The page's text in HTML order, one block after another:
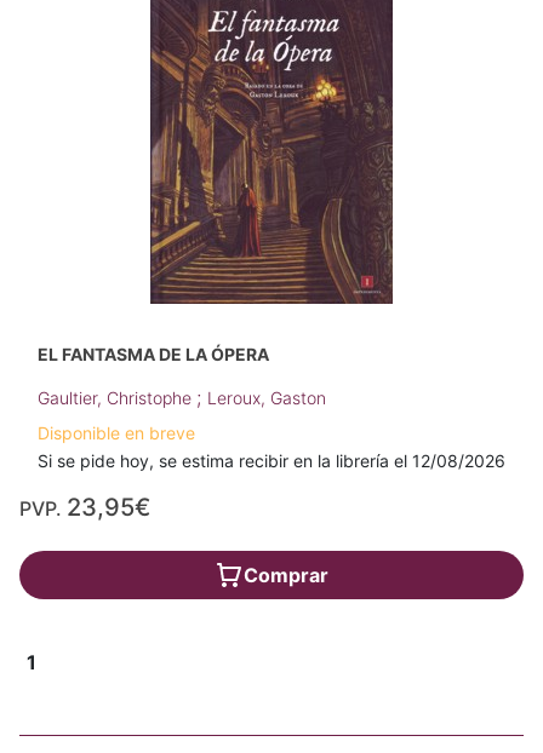
EL FANTASMA DE LA ÓPERA
Gaultier, Christophe ; Leroux, Gaston
Disponible en breve
Si se pide hoy, se estima recibir en la librería el 12/08/2026
PVP. 23,95€
Comprar
1